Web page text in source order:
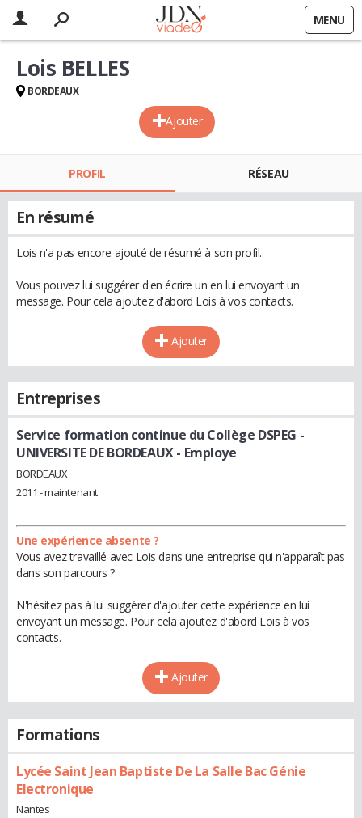
MENU
Ajouter
Lois BELLES
BORDEAUX
PROFIL RÉSEAU
En résumé
Lois n'a pas encore ajouté de résumé à son profil.
Vous pouvez lui suggérer d'en écrire un en lui envoyant un
message. Pour cela ajoutez d'abord Lois à vos contacts.
Ajouter
Entreprises
Service formation continue du Collège DSPEG -
UNIVERSITE DE BORDEAUX- Employe
BORDEAUX
2011 - maintenant
Une expérience absente ?
Vous avez travaillé avec Lois dans une entreprise qui n'apparaît pas
dans son parcours ?
N'hésitez pas à lui suggérer d'ajouter cette expérience en lui
envoyant un message. Pour cela ajoutez d'abord Lois à vos
contacts.
Ajouter
Formations
Lycée Saint Jean Baptiste De La Salle Bac Génie
Electronique
Nantes